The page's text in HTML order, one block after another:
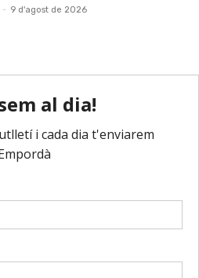
- 9 d'agost de 2026